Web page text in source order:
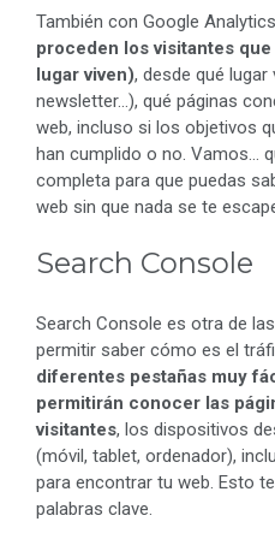
También con Google Analytics
proceden los visitantes
lugar viven), desde qué
newsletter…), qué páginas
web, incluso si los objetivos
han cumplido o no. Vamos…
completa para que puedas
web sin que nada se te
Search Console
Search Console es otra de
permitir saber cómo es el
diferentes pestañas muy
permitirán conocer las
visitantes, los dispositivos
(móvil, tablet, ordenador),
para encontrar tu web. Esto
palabras clave.